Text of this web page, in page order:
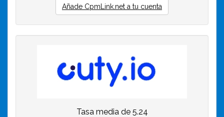
Añade CpmLink.net a tu cuenta
Tasa media de 5.24